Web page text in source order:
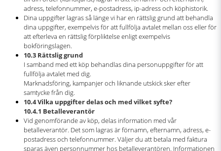
adress, telefonnummer, e-postadress, ip-adress och köphistorik.
Dina uppgifter lagras så länge vi har en rättslig grund att behandla
dina uppgifter, exempelvis för att fullfölja avtalet mellan oss eller för
att efterleva en rättslig förpliktelse enligt exempelvis
bokföringslagen.
10.3 Rättslig grund
I samband med ett köp behandlas dina personuppgifter för att
fullfölja avtalet med dig.
Marknadsföring, kampanjer och liknande utskick sker efter
samtycke från dig.
10.4 Vilka uppgifter delas och med vilket syfte?
10.4.1 Betalleverantör
Vid genomförande av köp, delas information med vår
betalleverantör. Det som lagras är förnamn, efternamn, adress, e-
postadress och telefonnummer. Väljer du att betala med faktura
sparas även personnummer hos betalleverantören. Informationen